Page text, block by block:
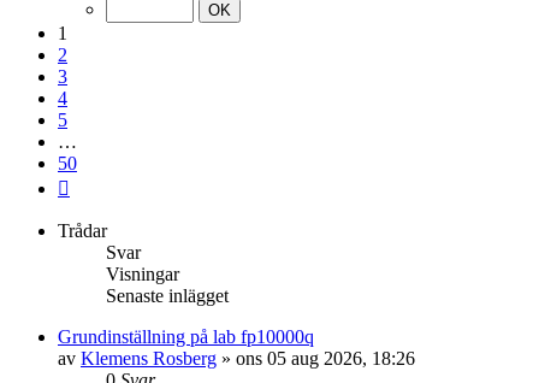
1
2
3
4
5
…
50
Trådar
Svar
Visningar
Senaste inlägget
Grundinställning på lab fp10000q
av Klemens Rosberg » ons 05 aug 2026, 18:26